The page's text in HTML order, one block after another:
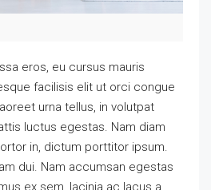
eros, eu cursus mauris
facilisis elit ut orci congue
urna tellus, in volutpat
luctus egestas. Nam diam
in, dictum porttitor ipsum.
dui. Nam accumsan egestas
ex sem, lacinia ac lacus a,